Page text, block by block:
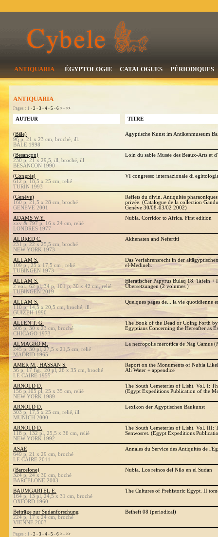
ANTIQUARIA ÉGYPTOLOGIE CATALOGUES PÉRIODIQUES
ANTIQUARIA
Pages : 1 - 2 - 3 - 4 - 5 - 6 > - >>
AUTEUR TITRE
(Bâle)
96 p, 21 x 23 cm, broché, ill.
BÂLE 1998
Ägyptische Kunst im Antikenmuseum
(Besançon)
230 p, 21 x 29,5, ill, broché, ill
BESANCON 1990
Loin du sable Musée des Beaux-Arts et
(Congrès)
612 p, 18,5 x 25 cm, relié
TURIN 1993
VI congresso internazionale di
(Genève)
160 p, 21,5 x 28 cm, broché
GENEVE 2001
Reflets du divin. Antiquités
privée. (Catalogue de la collection
Genève 30/08-03/02 2002)
ADAMS W.Y.
xxv & 797 p, 16 x 24 cm, relié
LONDRES 1977
Nubia. Corridor to Africa. First edition
ALDRED C.
231 p, 22 x 25,5 cm, broché
NEW YORK 1973
Akhenaten and Nefertiti
ALLAM S.
109 p , 25 x 17,5 cm , relié
TUBINGEN 1973
Das Verfahrensrecht in der
el-Medineh.
ALLAM S.
2 vol., 62 pl, 34 p, 101 p, 30 x 42 cm, relié
TUBINGEN 2019
Hieratischer Papyrus Bulaq 18. Tafeln +
Übersetzungen (2 volumes )
ALLAM S.
110 p, 14,5 x 20,5 cm, broché, ill.
GUIZEH 1990
Quelques pages de... la vie quotidienne
ALLEN T. G.
306 p, 30 x 23 cm, broché
CHICAGO 1973
The Book of the Dead or Going Forth
Egyptians Concerning the Hereafter as
ALMAGRO M.
245 p, 30 pl, 27,5 x 21,5 cm, relié
MADRID 1965
La necropolis meroïtica de Nag Gamus
AMER M., HASSAN S.
36 p, 17 fig., 20 pl, 26 x 35 cm, broché
LE CAIRE 1955
Report on the Monuments of Nubia
Ali Water + appendice
ARNOLD D.
156 p,105 pl, 25 x 35 cm, relié
NEW YORK 1989
The South Cemeteries of Lisht. Vol. I:
(Egypt Expeditions Publication of the
ARNOLD D.
303 p, 17,5 x 25 cm, relié, ill.
MUNICH 2000
Lexikon der Ägyptischen Baukunst
ARNOLD D.
118 p, 132 pl, 25,5 x 36 cm, relié
NEW YORK 1992
The South Cemeteries of Lisht. Vol. III:
Senwosret. (Egypt Expeditions
ASAE
649 p, 21 x 29 cm, broché
LE CAIRE 2011
Annales du Service des Antiquités de
(Barcelone)
324 p, 24 x 30 cm, boché
BARCELONE 2003
Nubia. Los reinos del Nilo en el Sudan
BAUMGARTEL E.
164 p, 13 pl, 24,5 x 31 cm, broché
OXFORD 1960
The Cultures of Prehistoric Egypt. II
Beiträge zur Sudanforschung
224 p, 17 x 24 cm, broché
VIENNE 2003
Beiheft 08 (periodical)
Pages : 1 - 2 - 3 - 4 - 5 - 6 > - >>